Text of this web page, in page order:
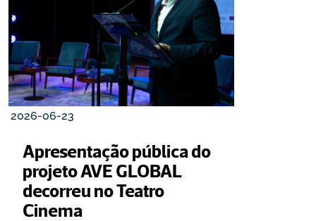
2026-06-23
Apresentação pública do
projeto AVE GLOBAL
decorreu no Teatro
Cinema